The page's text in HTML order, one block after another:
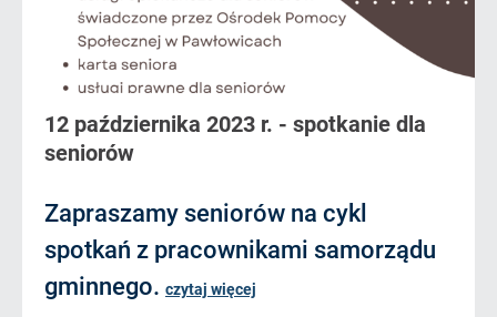
12 października 2023 r. - spotkanie dla
seniorów
Zapraszamy seniorów na cykl
spotkań z pracownikami samorządu
gminnego. czytaj więcej